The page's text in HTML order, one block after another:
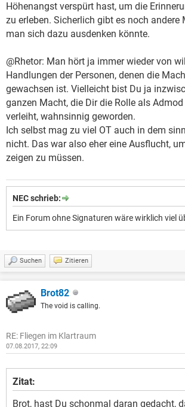
Höhenangst verspürt hast, um die
zu erleben. Sicherlich gibt es noch andere
man sich dazu ausdenken könnte.
@Rhetor: Man hört ja immer wieder von
Handlungen der Personen, denen die
gewachsen ist. Vielleicht bist Du ja
ganzen Macht, die Dir die Rolle als
verleiht, wahnsinnig geworden.
Ich selbst mag zu viel OT auch in dem
nicht. Das war also eher eine Ausflucht,
zeigen zu müssen.
NEC schrieb:
Ein Forum ohne Signaturen wäre wirklich viel
Suchen Zitieren
Brot82
The void is calling.
RE: Fliegen im Klartraum
07.08.2017, 22:09
Zitat:
Brot, hast Du schonmal daran gedacht,